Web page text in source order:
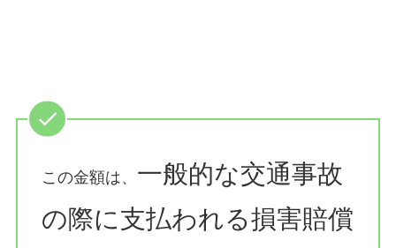
この金額は、 一般的な交通事故
の際に支払われる損害賠償